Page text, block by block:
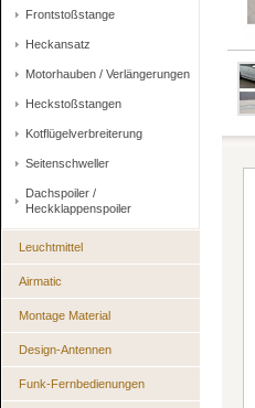
Frontstoßstange
Heckansatz
Motorhauben / Verlängerungen
Heckstoßstangen
Kotflügelverbreiterung
Seitenschweller
Dachspoiler /
Heckklappenspoiler
Leuchtmittel
Airmatic
Montage Material
Design-Antennen
Funk-Fernbedienungen